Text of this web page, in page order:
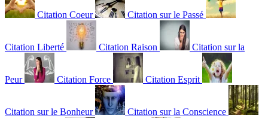
Citation Coeur Citation sur le Passé
Citation Liberté Citation Raison Citation sur la
Peur Citation Force Citation Esprit
Citation sur le Bonheur Citation sur la Conscience